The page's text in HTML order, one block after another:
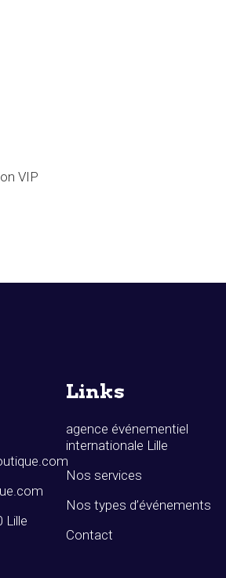
VIP
Lille
Links
agence événementiel
internationale Lille
Nos services
Nos types d’événements
Contact